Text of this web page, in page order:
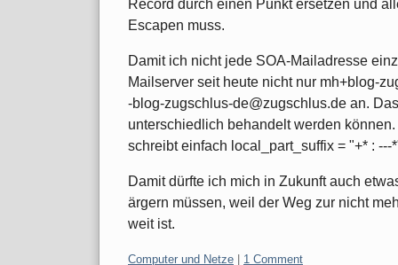
Record durch einen Punkt ersetzen und
Escapen muss.
Damit ich nicht jede SOA-Mailadresse
Mailserver seit heute nicht nur mh+blog-
-blog-zugschlus-de@zugschlus.de an.
unterschiedlich behandelt werden
schreibt einfach local_part_suffix = "+* :
Damit dürfte ich mich in Zukunft auch
ärgern müssen, weil der Weg zur nicht
weit ist.
Categories:
Computer und Netze | 1 Comment